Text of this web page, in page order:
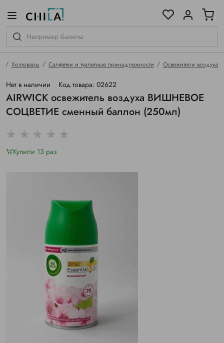
Хозтовары Салфетки и туалетные принадлежности Освежители воздуха
Нет в наличии Код товара: 02622
АIRWICK освежитель воздуха ВИШНЕВОЕ
СОЦВЕТИЕ сменный баллон (250мл)
Купили 13 раз
гамме